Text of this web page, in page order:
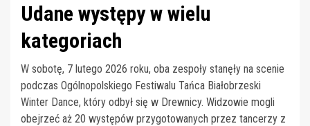
Udane występy w wielu
kategoriach
W sobotę, 7 lutego 2026 roku, oba zespoły stanęły na scenie
podczas Ogólnopolskiego Festiwalu Tańca Białobrzeski
Winter Dance, który odbył się w Drewnicy. Widzowie mogli
obejrzeć aż 20 występów przygotowanych przez tancerzy z